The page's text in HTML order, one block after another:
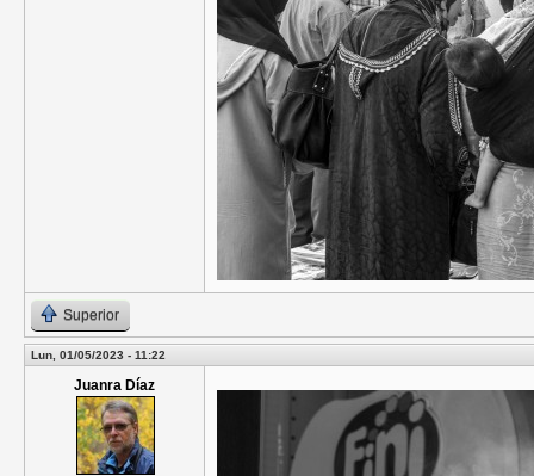
Superior
Lun, 01/05/2023 - 11:22
Juanra Díaz